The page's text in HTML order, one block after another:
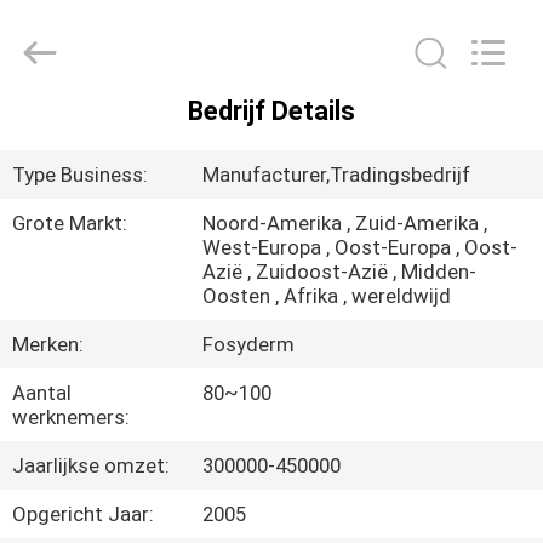
PRODUCTEN
FABRIEKSTOCHT
KWALITEITSCONTROLE
Trading
Bedrijf Details
Type Business:
Manufacturer,Tradingsbedrijf
Grote Markt:
Noord-Amerika , Zuid-Amerika ,
West-Europa , Oost-Europa , Oost-
Azië , Zuidoost-Azië , Midden-
Oosten , Afrika , wereldwijd
Merken:
Fosyderm
Aantal
werknemers:
80~100
Jaarlijkse omzet:
300000-450000
Opgericht Jaar:
2005